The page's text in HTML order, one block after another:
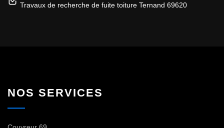
Travaux de recherche de fuite toiture Ternand 69620
NOS SERVICES